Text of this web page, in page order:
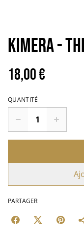
KIMERA -
18,00 €
QUANTITÉ
PARTAGER